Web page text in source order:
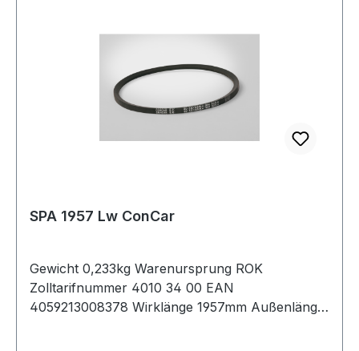
SPA 1957 Lw ConCar
Gewicht 0,233kg Warenursprung ROK
Zolltarifnummer 4010 34 00 EAN
4059213008378 Wirklänge 1957mm Außenlänge